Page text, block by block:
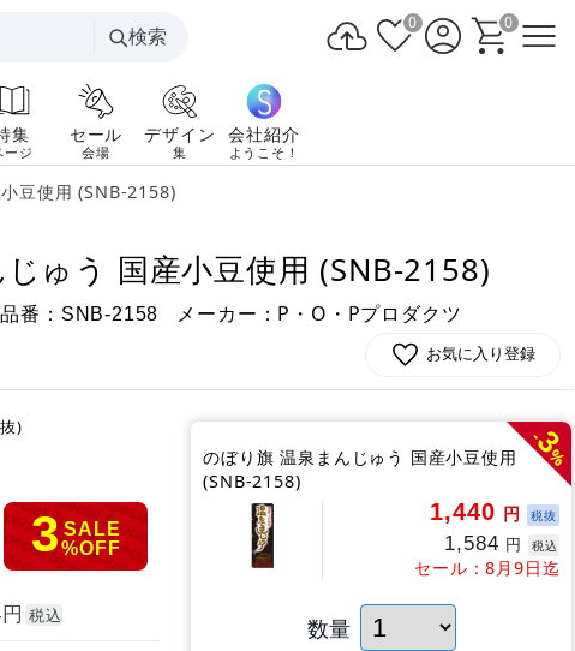
検索
0 0
集
ージ
セール
会場
デザイン
集
会社紹介
ようこそ！
豆使用 (SNB-2158)
ゅう 国産小豆使用 (SNB-2158)
品番： SNB-2158 メーカー：P・O・Pプロダクツ
お気に入り登録
)
3SALE
%OFF
円 税込
-
3
%
のぼり旗 温泉まんじゅう 国産小豆使用
(SNB-2158)
1,440 円 税抜
1,584 円 税込
セール：8月9日迄
数量